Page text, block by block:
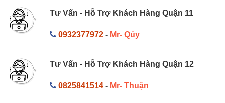
Tư Vấn - Hỗ Trợ Khách Hàng Quận 11
0932377972- Mr- Qúy
Tư Vấn - Hỗ Trợ Khách Hàng Quận 12
0825841514- Mr- Thuận